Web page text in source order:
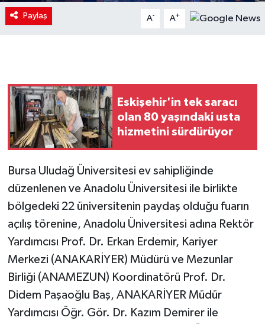
Paylaş A- A+
Eskişehir'in tek saracı
olan 80 yaşındaki usta
hizmetini sürdürüyor
Bursa Uludağ Üniversitesi ev sahipliğinde
düzenlenen ve Anadolu Üniversitesi ile birlikte
bölgedeki 22 üniversitenin paydaş olduğu fuarın
açılış törenine, Anadolu Üniversitesi adına Rektör
Yardımcısı Prof. Dr. Erkan Erdemir, Kariyer
Merkezi (ANAKARİYER) Müdürü ve Mezunlar
Birliği (ANAMEZUN) Koordinatörü Prof. Dr.
Didem Paşaoğlu Baş, ANAKARİYER Müdür
Yardımcısı Öğr. Gör. Dr. Kazım Demirer ile